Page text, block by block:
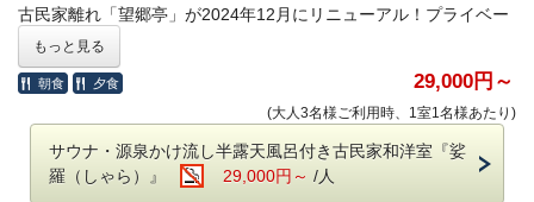
【ご注意】当HPからのご予約の場合、日本秘湯を守る会のスタン
プ帳への押印ができません
従前は当HPからのご予約でもスタンプ帳の発行・押印が可能でし
たが、2023年12月27日予約分より、当館への直接のお電話
の発行・押印となりました。ご留意いただきますよう、何卒
お願い申し上げます。
古民家離れ「望郷亭」が2024年12月にリニューアル！プライベー
トサウナ＆温泉付の和洋室「祇園（ぎおん）」と「娑羅（しゃ
ら）」に生まれ変わりました！リニューアルを記念して、おひと
り様につき6,000円引でご宿泊いただけるプランをご用意いたしま
6,000円引でお泊りいただけるのは公式サイトのみです
他社サイトでは5,000円引でご提供
どちらのお部屋も、木のぬくもりが感じられるサウナと、当館自
もっと見る
朝食 夕食 29,000円～
(大人3名様ご利用時、1室1名様あたり)
サウナ・源泉かけ流し半露天風呂付き古民家和洋室『娑
羅（しゃら）』
29,000円～ /人